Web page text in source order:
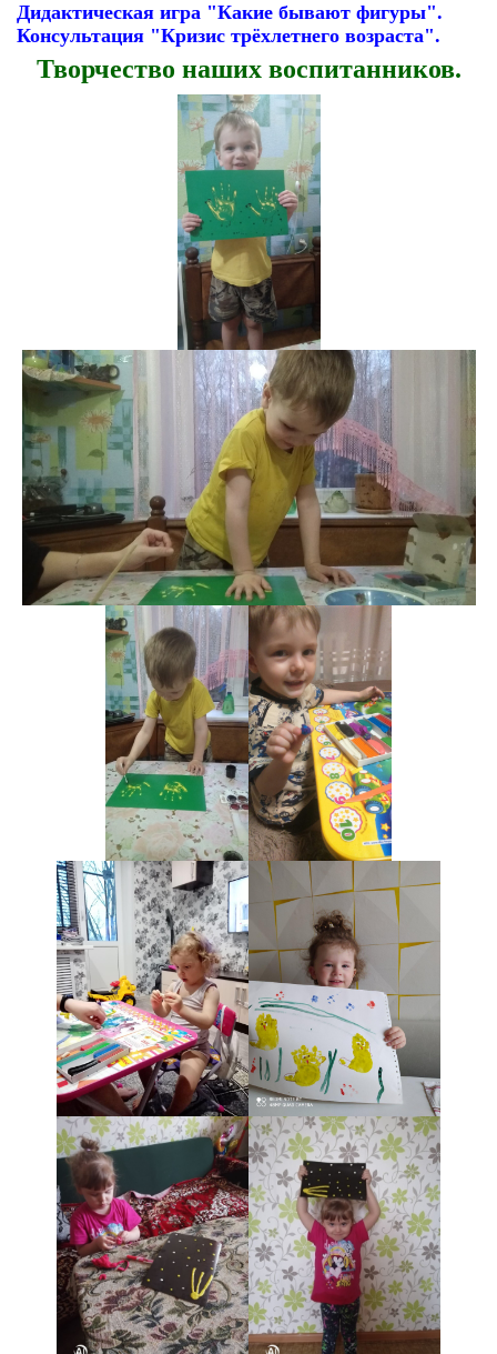
Дидактическая игра "Какие бывают фигуры".
Консультация "Кризис трёхлетнего возраста".
Творчество наших воспитанников.